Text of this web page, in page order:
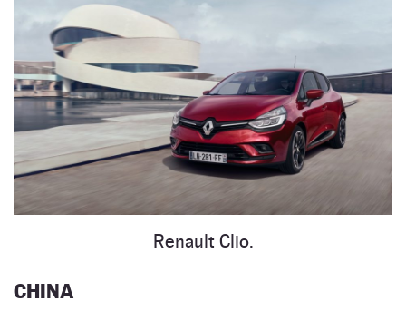
Renault Clio.
CHINA